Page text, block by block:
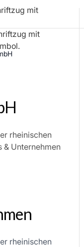
rheinischen
& Unternehmen
rheinischen